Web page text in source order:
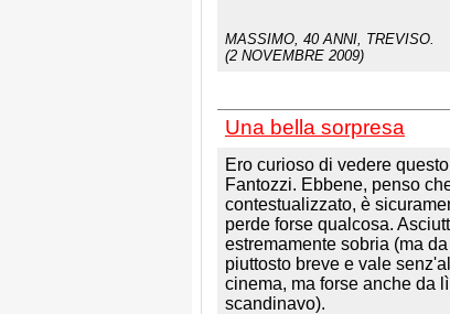
MASSIMO , 40 ANNI, TREVISO.
(2 NOVEMBRE 2009)
Una bella sorpresa
Ero curioso di vedere
Fantozzi. Ebbene, penso
contestualizzato, è
perde forse qualcosa.
estremamente sobria (ma
piuttosto breve e vale
cinema, ma forse anche da
scandinavo).